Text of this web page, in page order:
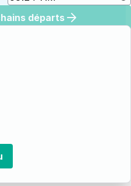
départs